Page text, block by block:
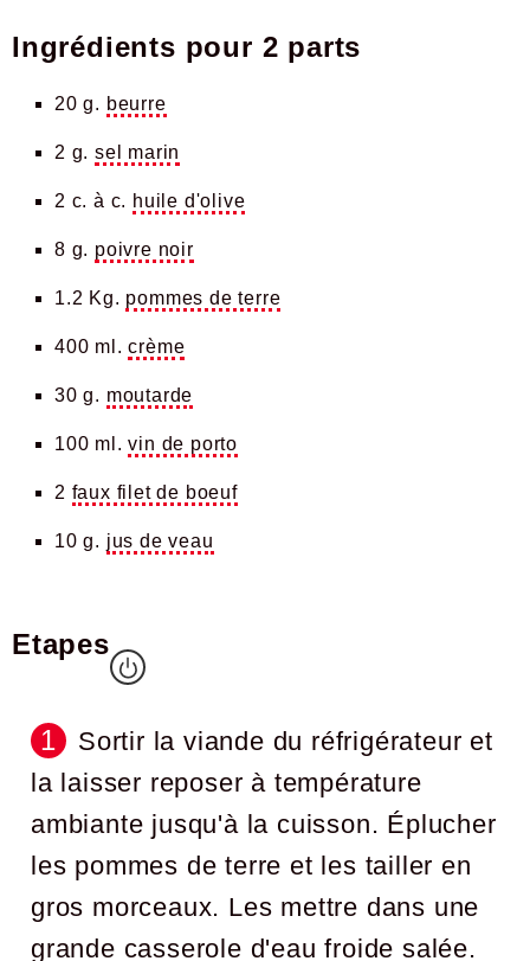
Ingrédients pour 2 parts
20 g. beurre
2 g. sel marin
2 c. à c. huile d'olive
8 g. poivre noir
1.2 Kg. pommes de terre
400 ml.crème
30 g. moutarde
100 ml.vin de porto
2 faux filet de boeuf
10 g. jus de veau
Etapes
Sortir la viande du réfrigérateur et
la laisser reposer à température
ambiante jusqu'à la cuisson. Éplucher
les pommes de terre et les tailler en
gros morceaux. Les mettre dans une
grande casserole d'eau froide salée.